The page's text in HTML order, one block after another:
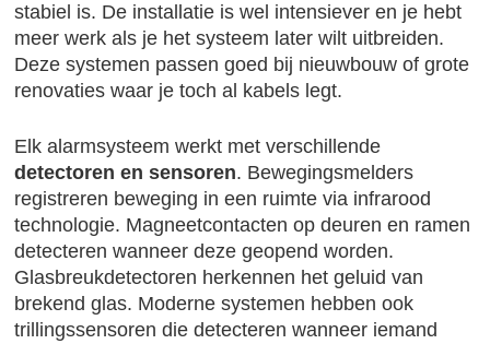
stabiel is. De installatie is wel intensiever en je hebt
meer werk als je het systeem later wilt uitbreiden.
Deze systemen passen goed bij nieuwbouw of grote
renovaties waar je toch al kabels legt.
Elk alarmsysteem werkt met verschillende
detectoren en sensoren. Bewegingsmelders
registreren beweging in een ruimte via infrarood
technologie. Magneetcontacten op deuren en ramen
detecteren wanneer deze geopend worden.
Glasbreukdetectoren herkennen het geluid van
brekend glas. Moderne systemen hebben ook
trillingssensoren die detecteren wanneer iemand